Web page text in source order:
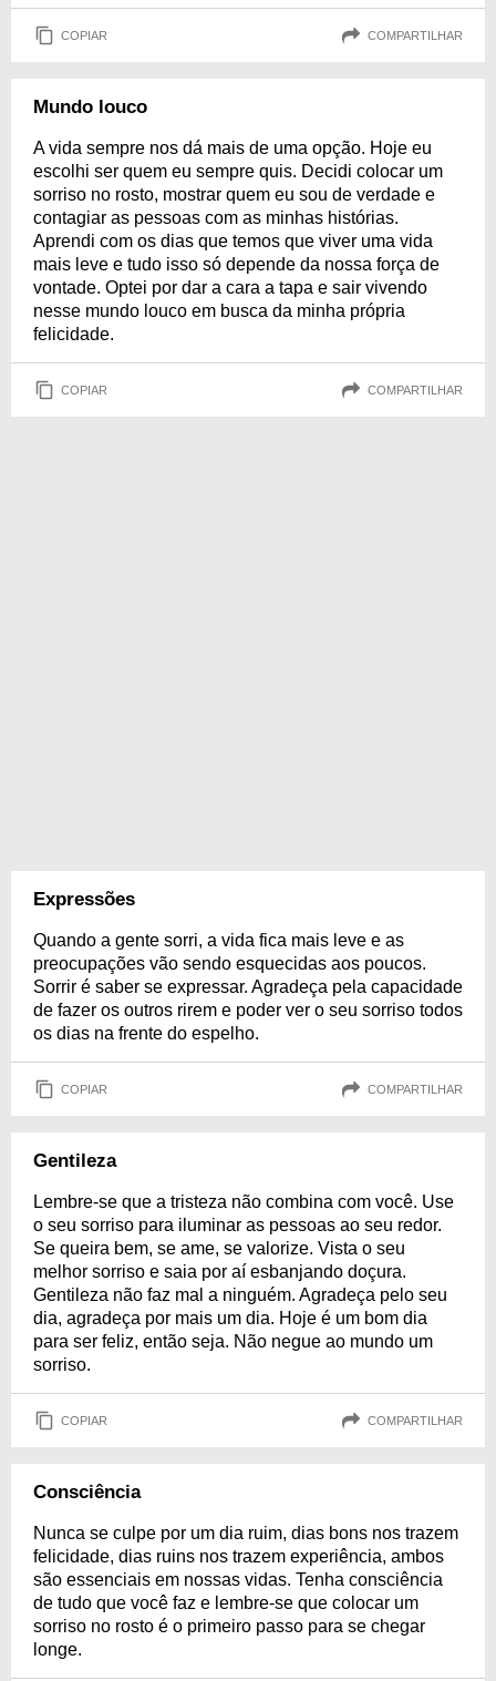
COPIAR COMPARTILHAR
Mundo louco
A vida sempre nos dá mais de uma opção. Hoje eu
escolhi ser quem eu sempre quis. Decidi colocar um
sorriso no rosto, mostrar quem eu sou de verdade e
contagiar as pessoas com as minhas histórias.
Aprendi com os dias que temos que viver uma vida
mais leve e tudo isso só depende da nossa força de
vontade. Optei por dar a cara a tapa e sair vivendo
nesse mundo louco em busca da minha própria
felicidade.
COPIAR COMPARTILHAR
Expressões
Quando a gente sorri, a vida fica mais leve e as
preocupações vão sendo esquecidas aos poucos.
Sorrir é saber se expressar. Agradeça pela capacidade
de fazer os outros rirem e poder ver o seu sorriso todos
os dias na frente do espelho.
COPIAR COMPARTILHAR
Gentileza
Lembre-se que a tristeza não combina com você. Use
o seu sorriso para iluminar as pessoas ao seu redor.
Se queira bem, se ame, se valorize. Vista o seu
melhor sorriso e saia por aí esbanjando doçura.
Gentileza não faz mal a ninguém. Agradeça pelo seu
dia, agradeça por mais um dia. Hoje é um bom dia
para ser feliz, então seja. Não negue ao mundo um
sorriso.
COPIAR COMPARTILHAR
Consciência
Nunca se culpe por um dia ruim, dias bons nos trazem
felicidade, dias ruins nos trazem experiência, ambos
são essenciais em nossas vidas. Tenha consciência
de tudo que você faz e lembre-se que colocar um
sorriso no rosto é o primeiro passo para se chegar
longe.